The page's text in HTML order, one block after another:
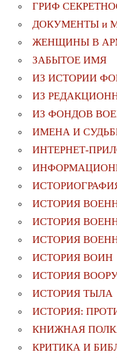
ГРИФ
ДОКУМЕНТЫ и
ЖЕНЩИНЫ В
ЗАБЫТОЕ ИМЯ
ИЗ ИСТОРИИ
ИЗ
ИЗ ФОНДОВ
ИМЕНА И
ИНТЕРНЕТ-
ИСТОРИЯ
ИСТОРИЯ
ИСТОРИЯ
ИСТОРИЯ ВОИН
ИСТОРИЯ
ИСТОРИЯ ТЫЛА
ИСТОРИЯ:
КНИЖНАЯ
КРИТИКА И